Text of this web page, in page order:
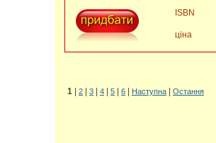
ISBN
ціна
1 2 3 4 5 6 Наступна Остання